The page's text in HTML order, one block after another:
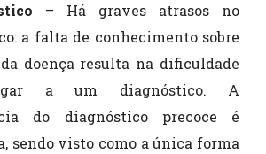
– Há graves atrasos no
a falta de conhecimento sobre
doença resulta na dificuldade
a um diagnóstico. A
do diagnóstico precoce é
sendo visto como a única forma